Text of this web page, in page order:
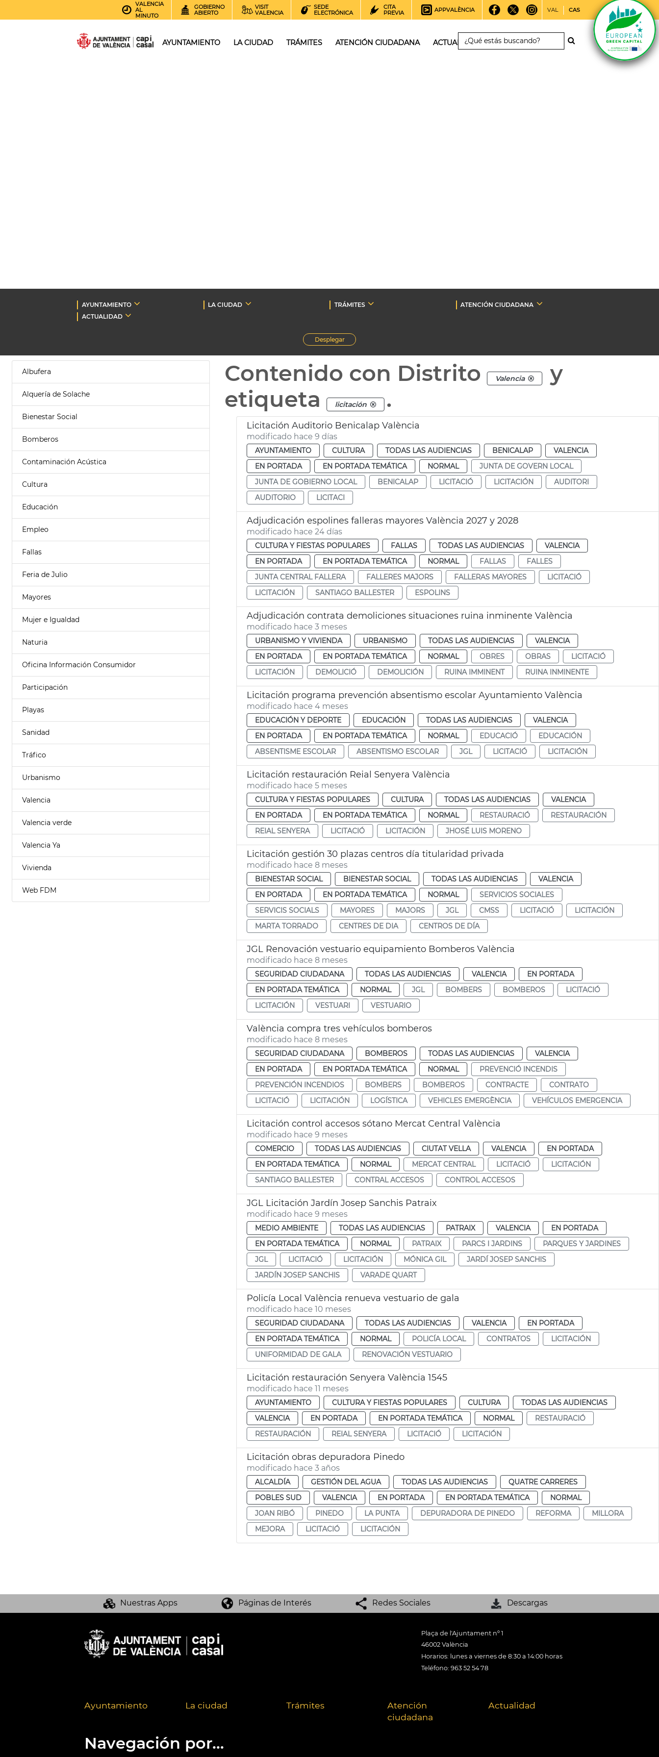
VALENCIA
AL
MINUTO
GOBIERNO
ABIERTO
VISIT
VALENCIA
SEDE
ELECTRÓNICA
CITA
PREVIA
APPVALÈNCIA VAL CAS
AYUNTAMIENTO LA CIUDAD TRÁMITES ATENCIÓN CIUDADANA ACTUALIDAD
AYUNTAMIENTO LA CIUDAD TRÁMITES
ATENCIÓN CIUDADANA
ACTUALIDAD
Desplegar
Albufera
Alquería de Solache
Bienestar Social
Bomberos
Contaminación Acústica
Cultura
Educación
Empleo
Fallas
Feria de Julio
Mayores
Mujer e Igualdad
Naturia
Oficina Información Consumidor
Participación
Playas
Sanidad
Tráfico
Urbanismo
Valencia
Valencia verde
Valencia Ya
Vivienda
Web FDM
Contenido con Distrito Valencia
y
etiqueta
licitación .
Licitación Auditorio Benicalap València
modificado hace 9 días
AYUNTAMIENTO CULTURA TODAS LAS AUDIENCIAS BENICALAP
VALENCIA
EN PORTADA
EN PORTADA TEMÁTICA NORMAL
JUNTA DE GOVERN LOCAL
JUNTA DE GOBIERNO LOCAL
BENICALAP LICITACIÓ LICITACIÓN
AUDITORI
AUDITORIO
LICITACI
Adjudicación espolines falleras mayores València 2027 y 2028
modificado hace 24 días
CULTURA Y FIESTAS POPULARES FALLAS TODAS LAS AUDIENCIAS
VALENCIA
EN PORTADA
EN PORTADA TEMÁTICA NORMAL FALLAS
FALLES
JUNTA CENTRAL FALLERA
FALLERES MAJORS FALLERAS MAYORES
LICITACIÓ
LICITACIÓN
SANTIAGO BALLESTER ESPOLINS
Adjudicación contrata demoliciones situaciones ruina inminente València
modificado hace 3 meses
URBANISMO Y VIVIENDA URBANISMO TODAS LAS AUDIENCIAS
VALENCIA
EN PORTADA
EN PORTADA TEMÁTICA NORMAL OBRES OBRAS
LICITACIÓ
LICITACIÓN
DEMOLICIÓ DEMOLICIÓN RUINA IMMINENT RUINA INMINENTE
Licitación programa prevención absentismo escolar Ayuntamiento València
modificado hace 4 meses
EDUCACIÓN Y DEPORTE EDUCACIÓN TODAS LAS AUDIENCIAS
VALENCIA
EN PORTADA
EN PORTADA TEMÁTICA NORMAL EDUCACIÓ
EDUCACIÓN
ABSENTISME ESCOLAR
ABSENTISMO ESCOLAR JGL LICITACIÓ LICITACIÓN
Licitación restauración Reial Senyera València
modificado hace 5 meses
CULTURA Y FIESTAS POPULARES CULTURA TODAS LAS AUDIENCIAS
VALENCIA
EN PORTADA
EN PORTADA TEMÁTICA NORMAL RESTAURACIÓ
RESTAURACIÓN
REIAL SENYERA
LICITACIÓ LICITACIÓN JHOSÉ LUIS MORENO
Licitación gestión 30 plazas centros día titularidad privada
modificado hace 8 meses
BIENESTAR SOCIAL BIENESTAR SOCIAL TODAS LAS AUDIENCIAS
VALENCIA
EN PORTADA
EN PORTADA TEMÁTICA NORMAL
SERVICIOS SOCIALES
SERVICIS SOCIALS
MAYORES MAJORS JGL CMSS LICITACIÓ
LICITACIÓN
MARTA TORRADO
CENTRES DE DIA CENTROS DE DÍA
JGL Renovación vestuario equipamiento Bomberos València
modificado hace 8 meses
SEGURIDAD CIUDADANA TODAS LAS AUDIENCIAS VALENCIA
EN PORTADA
EN PORTADA TEMÁTICA
NORMAL JGL BOMBERS BOMBEROS
LICITACIÓ
LICITACIÓN
VESTUARI VESTUARIO
València compra tres vehículos bomberos
modificado hace 8 meses
SEGURIDAD CIUDADANA BOMBEROS TODAS LAS AUDIENCIAS
VALENCIA
EN PORTADA
EN PORTADA TEMÁTICA NORMAL
PREVENCIÓ INCENDIS
PREVENCIÓN INCENDIOS
BOMBERS BOMBEROS CONTRACTE
CONTRATO
LICITACIÓ
LICITACIÓN LOGÍSTICA VEHICLES EMERGÈNCIA VEHÍCULOS EMERGENCIA
Licitación control accesos sótano Mercat Central València
modificado hace 9 meses
COMERCIO TODAS LAS AUDIENCIAS CIUTAT VELLA VALENCIA
EN PORTADA
EN PORTADA TEMÁTICA
NORMAL MERCAT CENTRAL LICITACIÓ
LICITACIÓN
SANTIAGO BALLESTER
CONTRAL ACCESOS CONTROL ACCESOS
JGL Licitación Jardín Josep Sanchis Patraix
modificado hace 9 meses
MEDIO AMBIENTE TODAS LAS AUDIENCIAS PATRAIX VALENCIA
EN PORTADA
EN PORTADA TEMÁTICA
NORMAL PATRAIX PARCS I JARDINS
PARQUES Y JARDINES
JGL
LICITACIÓ LICITACIÓN MÓNICA GIL
JARDÍ JOSEP SANCHIS
JARDÍN JOSEP SANCHIS
VARADE QUART
Policía Local València renueva vestuario de gala
modificado hace 10 meses
SEGURIDAD CIUDADANA TODAS LAS AUDIENCIAS VALENCIA
EN PORTADA
EN PORTADA TEMÁTICA
NORMAL POLICÍA LOCAL CONTRATOS
LICITACIÓN
UNIFORMIDAD DE GALA
RENOVACIÓN VESTUARIO
Licitación restauración Senyera València 1545
modificado hace 11 meses
AYUNTAMIENTO CULTURA Y FIESTAS POPULARES CULTURA
TODAS LAS AUDIENCIAS
VALENCIA
EN PORTADA EN PORTADA TEMÁTICA NORMAL
RESTAURACIÓ
RESTAURACIÓN
REIAL SENYERA LICITACIÓ LICITACIÓN
Licitación obras depuradora Pinedo
modificado hace 3 años
ALCALDÍA GESTIÓN DEL AGUA TODAS LAS AUDIENCIAS
QUATRE CARRERES
POBLES SUD
VALENCIA EN PORTADA EN PORTADA TEMÁTICA
NORMAL
JOAN RIBÓ
PINEDO LA PUNTA DEPURADORA DE PINEDO REFORMA
MILLORA
MEJORA
LICITACIÓ LICITACIÓN
Nuestras Apps Páginas de Interés Redes Sociales Descargas
Plaça de l'Ajuntament nº 1
46002 València
Horarios: lunes a viernes de 8:30 a 14:00 horas
Teléfono: 963 52 54 78
Ayuntamiento La ciudad Trámites
Atención
ciudadana
Actualidad
Navegación por...